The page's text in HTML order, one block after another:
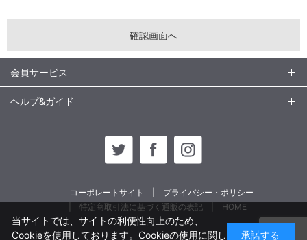
会員サービス
ヘルプ&ガイド
コーポレートサイト
プライバシー・ポリシー
特定商取引法に基づく通販の表記
HOME
当サイトでは、サイトの利便性向上のため、
Cookieを使用しております。Cookieの使用に関し
承諾する